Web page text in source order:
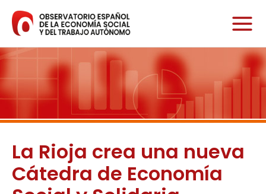
contenido
La Rioja crea una nueva
Cátedra de Economía